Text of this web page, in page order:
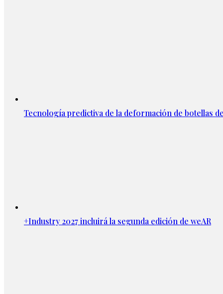
Tecnología predictiva de la deformación de botellas
+Industry 2027 incluirá la segunda edición de weAR